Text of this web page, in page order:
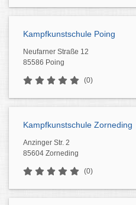
Kampfkunstschule Poing
Neufarner Straße 12
85586 Poing
(0)
Kampfkunstschule Zorneding
Anzinger Str. 2
85604 Zorneding
(0)